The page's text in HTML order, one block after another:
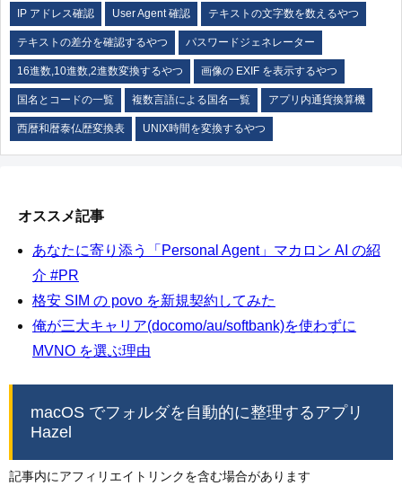
IP アドレス確認 User Agent 確認 テキストの文字数を数えるやつ
テキストの差分を確認するやつ パスワードジェネレーター
16進数,10進数,2進数変換するやつ 画像の EXIF を表示するやつ
国名とコードの一覧 複数言語による国名一覧 アプリ内通貨換算機
西暦和暦泰仏歴変換表 UNIX時間を変換するやつ
オススメ記事
あなたに寄り添う「Personal Agent」マカロン AI の紹
介 #PR
格安 SIM の povo を新規契約してみた
俺が三大キャリア(docomo/au/softbank)を使わずに
MVNO を選ぶ理由
macOS でフォルダを自動的に整理するアプリ
Hazel
記事内にアフィリエイトリンクを含む場合があります